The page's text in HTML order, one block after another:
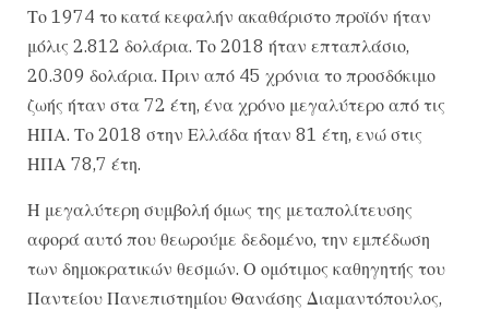
Το 1974 το κατά κεφαλήν ακαθάριστο προϊόν ήταν
μόλις 2.812 δολάρια. Το 2018 ήταν επταπλάσιο,
20.309 δολάρια. Πριν από 45 χρόνια το προσδόκιμο
ζωής ήταν στα 72 έτη, ένα χρόνο μεγαλύτερο από τις
ΗΠΑ. Το 2018 στην Ελλάδα ήταν 81 έτη, ενώ στις
ΗΠΑ 78,7 έτη.
Η μεγαλύτερη συμβολή όμως της μεταπολίτευσης
αφορά αυτό που θεωρούμε δεδομένο, την εμπέδωση
των δημοκρατικών θεσμών. Ο ομότιμος καθηγητής του
Παντείου Πανεπιστημίου Θανάσης Διαμαντόπουλος,